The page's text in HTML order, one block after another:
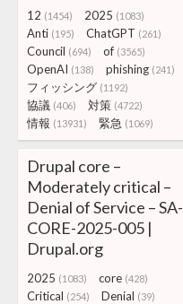
12 (1454) 2025 (1083)
Anti (195) ChatGPT (261)
Council (694) of (3565)
OpenAI (138) phishing (241)
フィッシング (1192)
協議 (406) 対策 (4722)
情報 (13931) 緊急 (1069)
Drupal core –
Moderately critical –
Denial of Service – SA-
CORE-2025-005 |
Drupal.org
2025 (1083) core (428)
Critical (254) Denial (39)